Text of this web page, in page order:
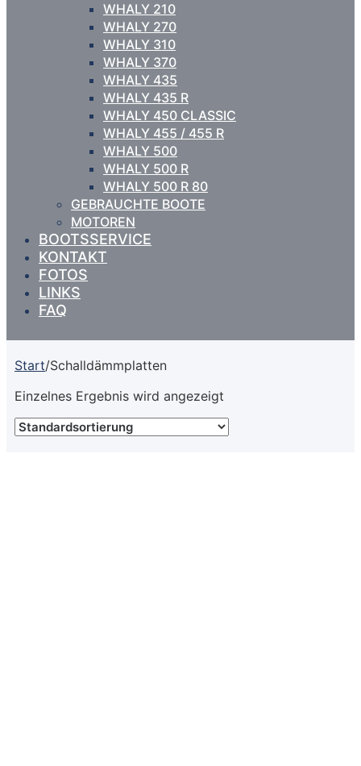
WHALY 210
WHALY 270
WHALY 310
WHALY 370
WHALY 435
WHALY 435 R
WHALY 450 CLASSIC
WHALY 455 / 455 R
WHALY 500
WHALY 500 R
WHALY 500 R 80
GEBRAUCHTE BOOTE
MOTOREN
BOOTSSERVICE
KONTAKT
FOTOS
LINKS
FAQ
Start/Schalldämmplatten
Einzelnes Ergebnis wird angezeigt